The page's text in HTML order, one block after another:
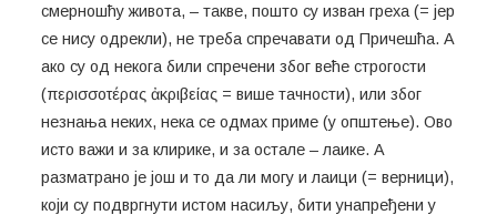
смерношћу живота, – такве, пошто су изван греха (= јер
се нису одрекли), не треба спречавати од Причешћа. А
ако су од некога били спречени због веће строгости
(περισσοτέρας ἀκριβείας = више тачности), или због
незнања неких, нека се одмах приме (у општење). Ово
исто важи и за клирике, и за остале – лаике. А
разматрано је још и то да ли могу и лаици (= верници),
који су подвргнути истом насиљу, бити унапређени у